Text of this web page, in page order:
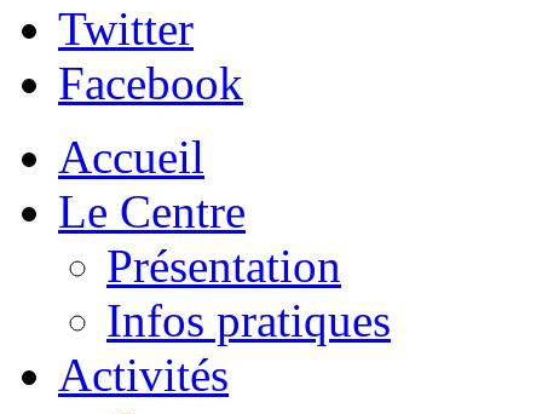
Twitter
Facebook
Accueil
Le Centre
Présentation
Infos pratiques
Activités